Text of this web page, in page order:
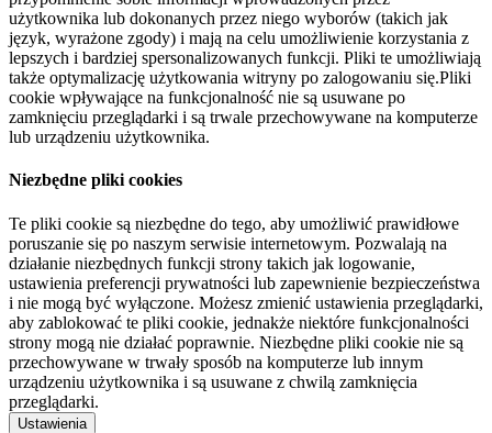
użytkownika lub dokonanych przez niego wyborów (takich jak
język, wyrażone zgody) i mają na celu umożliwienie korzystania z
lepszych i bardziej spersonalizowanych funkcji. Pliki te umożliwiają
także optymalizację użytkowania witryny po zalogowaniu się.Pliki
cookie wpływające na funkcjonalność nie są usuwane po
zamknięciu przeglądarki i są trwale przechowywane na komputerze
lub urządzeniu użytkownika.
Niezbędne pliki cookies
Te pliki cookie są niezbędne do tego, aby umożliwić prawidłowe
poruszanie się po naszym serwisie internetowym. Pozwalają na
działanie niezbędnych funkcji strony takich jak logowanie,
ustawienia preferencji prywatności lub zapewnienie bezpieczeństwa
i nie mogą być wyłączone. Możesz zmienić ustawienia przeglądarki,
aby zablokować te pliki cookie, jednakże niektóre funkcjonalności
strony mogą nie działać poprawnie. Niezbędne pliki cookie nie są
przechowywane w trwały sposób na komputerze lub innym
urządzeniu użytkownika i są usuwane z chwilą zamknięcia
przeglądarki.
Ustawienia